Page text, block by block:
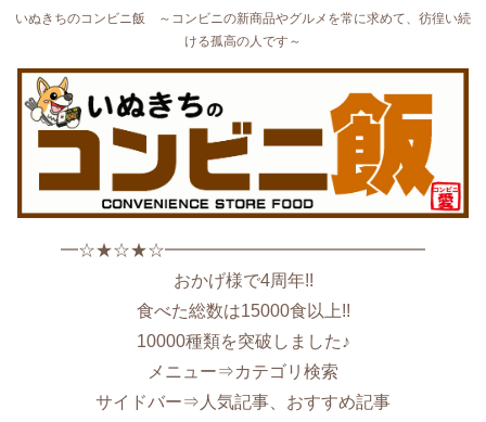
いぬきちのコンビニ飯 ～コンビニの新商品やグルメを常に求めて、彷徨い続
ける孤高の人です～
━☆★☆★☆━━━━━━━━━━━━━━━
おかげ様で4周年!!
食べた総数は15000食以上!!
10000種類を突破しました♪
メニュー⇒カテゴリ検索
サイドバー⇒人気記事、おすすめ記事